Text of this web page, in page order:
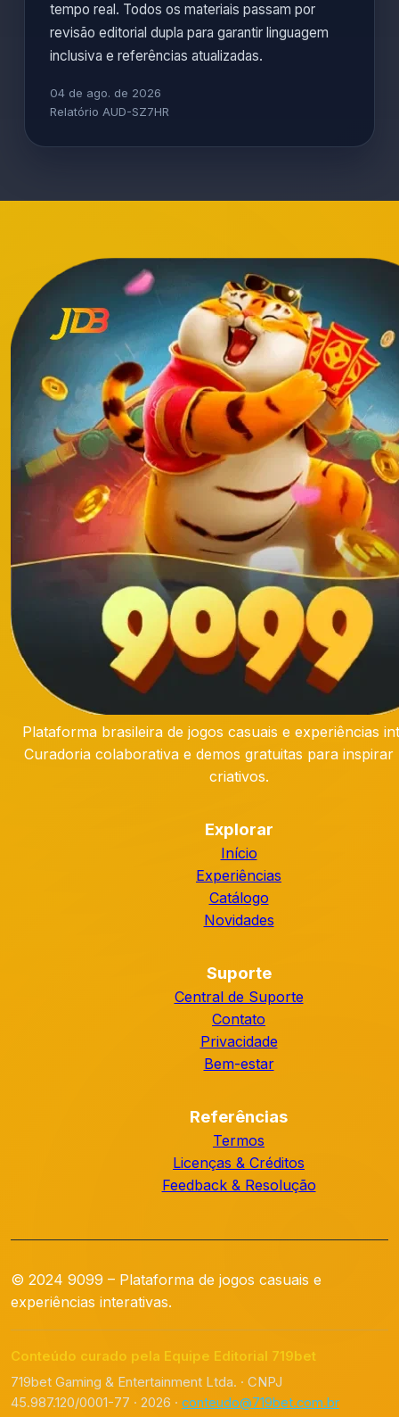
tempo real. Todos os materiais passam por
revisão editorial dupla para garantir linguagem
inclusiva e referências atualizadas.
04 de ago. de 2026
Relatório AUD-SZ7HR
Plataforma brasileira de jogos casuais e experiências
Curadoria colaborativa e demos gratuitas para inspirar
criativos.
Explorar
Início
Experiências
Catálogo
Novidades
Suporte
Central de Suporte
Contato
Privacidade
Bem-estar
Referências
Termos
Licenças & Créditos
Feedback & Resolução
© 2024 9099 – Plataforma de jogos casuais e
experiências interativas.
Conteúdo curado pela Equipe Editorial 719bet
719bet Gaming & Entertainment Ltda. · CNPJ
45.987.120/0001-77 · 2026 · conteudo@719bet.com.br